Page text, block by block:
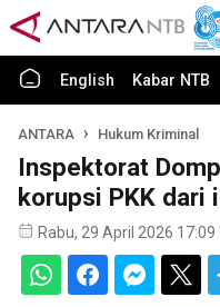
English Kabar NTB
ANTARA Hukum Kriminal
Inspektorat
korupsi PKK dari
Rabu, 29 April 2026 17:09